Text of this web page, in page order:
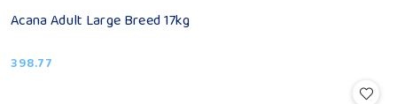
Acana Adult Large Breed 17kg
Cena:
398.77